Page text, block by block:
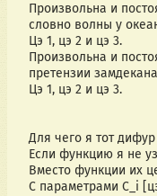
Произвольна и
словно волны у
Цэ 1, цэ 2 и цэ 3.
Произвольна и
претензии
Цэ 1, цэ 2 и цэ 3.
Для чего я тот
Если функцию я не
Вместо функции их
С параметрами C_i